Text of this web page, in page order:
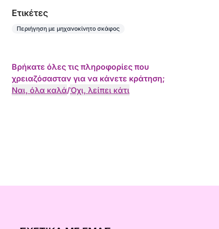
Eτικέτες
Περιήγηση με μηχανοκίνητο σκάφος
Βρήκατε όλες τις πληροφορίες που
χρειαζόσασταν για να κάνετε κράτηση;
Ναι, όλα καλά/Όχι, λείπει κάτι